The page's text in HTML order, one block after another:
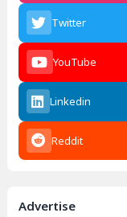
Twitter
YouTube
Linkedin
Reddit
Advertise